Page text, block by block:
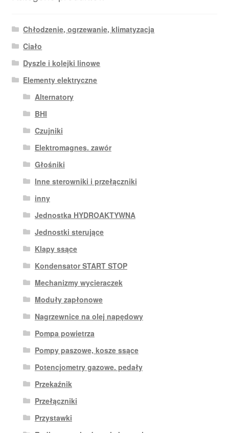
Chłodzenie, ogrzewanie, klimatyzacja
Ciało
Dyszle i kolejki linowe
Elementy elektryczne
Alternatory
BHI
Czujniki
Elektromagnes. zawór
Głośniki
Inne sterowniki i przełączniki
inny
Jednostka HYDROAKTYWNA
Jednostki sterujące
Klapy ssące
Kondensator START STOP
Mechanizmy wycieraczek
Moduły zapłonowe
Nagrzewnice na olej napędowy
Pompa powietrza
Pompy paszowe, kosze ssące
Potencjometry gazowe. pedały
Przekaźnik
Przełączniki
Przystawki